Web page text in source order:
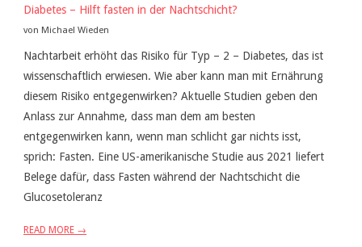
Diabetes – Hilft fasten in der Nachtschicht?
von Michael Wieden
Nachtarbeit erhöht das Risiko für Typ – 2 – Diabetes, das ist
wissenschaftlich erwiesen. Wie aber kann man mit Ernährung
diesem Risiko entgegenwirken? Aktuelle Studien geben den
Anlass zur Annahme, dass man dem am besten
entgegenwirken kann, wenn man schlicht gar nichts isst,
sprich: Fasten. Eine US-amerikanische Studie aus 2021 liefert
Belege dafür, dass Fasten während der Nachtschicht die
Glucosetoleranz
READ MORE →